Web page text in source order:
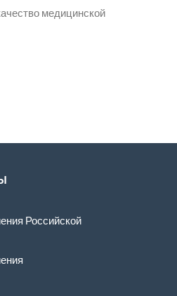
медицинской
Российской